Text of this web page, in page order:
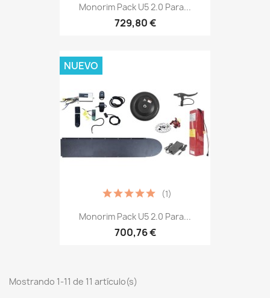
Monorim Pack U5 2.0 Para...
729,80 €
Monorim Pack U5 2.0 Para...
700,76 €
(1)
NUEVO
Mostrando 1-11 de 11 artículo(s)